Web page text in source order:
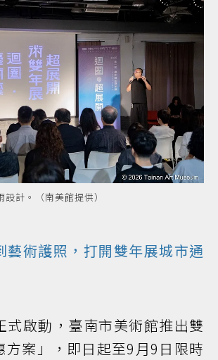
計。（南美館提供）
藝術護照，打開雙年展城市通
式啟動，臺南市美術館推出雙
方案」，即日起至9月9日限時